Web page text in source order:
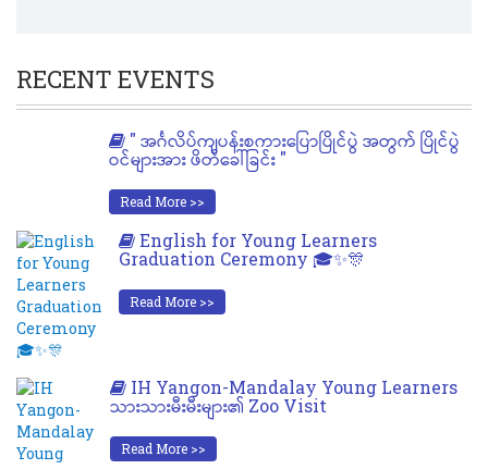
RECENT EVENTS
" အင်္ဂလိပ်ကျပန်းစကားပြောပြိုင်ပွဲ အတွက် ပြိုင်ပွဲ
ဝင်များအား ဖိတ်ခေါ်ခြင်း "
Read More >>
English for Young Learners
Graduation Ceremony 🎓✨🎊
Read More >>
IH Yangon-Mandalay Young Learners
သားသားမီးမီးများ၏ Zoo Visit
Read More >>